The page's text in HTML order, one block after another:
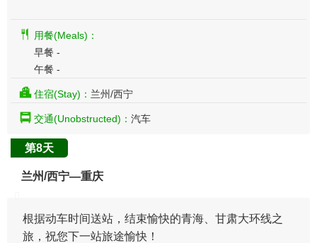
用餐(Meals)：
早餐 -
午餐 -
住宿(Stay)： 兰州/西宁
交通(Unobstructed)： 汽车
第8天
兰州/西宁—重庆
根据动车时间送站，结束愉快的青海、甘肃大环线之
旅，祝您下一站旅途愉快！